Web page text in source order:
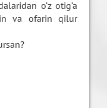
o’z otig’a
va ofarin qilur